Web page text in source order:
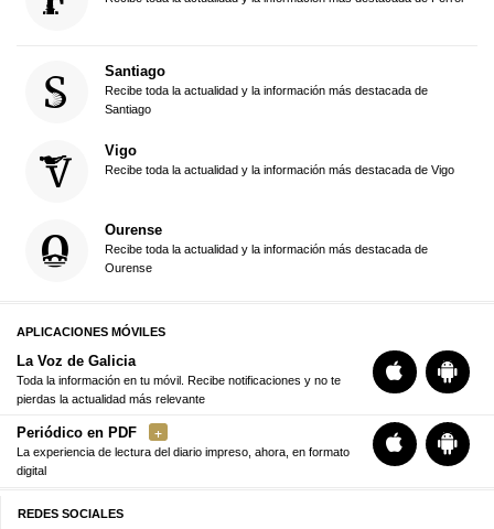
Santiago
Recibe toda la actualidad y la información más destacada de
Santiago
Vigo
Recibe toda la actualidad y la información más destacada de Vigo
Ourense
Recibe toda la actualidad y la información más destacada de
Ourense
APLICACIONES MÓVILES
La Voz de Galicia
Toda la información en tu móvil. Recibe notificaciones y no te
pierdas la actualidad más relevante
Periódico en PDF
La experiencia de lectura del diario impreso, ahora, en formato
digital
REDES SOCIALES